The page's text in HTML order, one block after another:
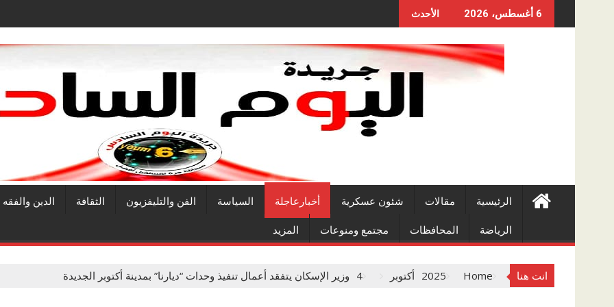
to
6 أغسطس، 2026 الأحدث
الرئيسية مقالات شئون عسكرية أخبارعاجلة السياسة الفن والتليفزيون الثقافة الدين والفقه
الرياضة المحافظات مجتمع ومنوعات المزيد
انت هنا Home
2025 أكتوبر 4 وزير الإسكان يتفقد أعمال تنفيذ وحدات “ديارنا” بمدينة أكتوبر الجديدة